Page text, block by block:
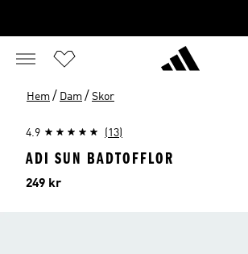
Hem / Dam / Skor
4.9 (13)
ADI SUN BADTOFFLOR
Pris
249 kr